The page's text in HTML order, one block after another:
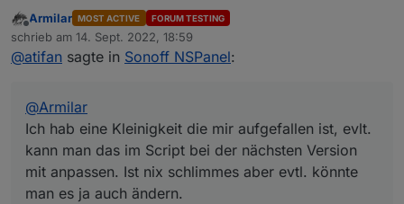
man das im Script bei der nächsten Version mit
anpassen. Ist nix schlimmes aber evtl. könnte man es ja
auch ändern.
Es gibt ja die Einstellung für den TImeout, wann der
Screensaver aktiv werden soll.
Nehmen wir an die steht auf 20 Sekunden.
mir zwischendurch das Ding automatisch den
Screensaver rein.
Ich finde es wäre nice, dass immer wenn die Funktion
zum Scrollen einer Seite aufgerufen wird, der Timeout
erneuert wird.
Das hätte zur Folge, dass man rumblättert und nie der
Offline
Armilar MOST ACTIVE FORUM TESTING
schrieb am 14. Sept. 2022, 18:59
zuletzt editiert von
@atifan sagte in Sonoff NSPanel:
@Armilar
Ich hab eine Kleinigkeit die mir aufgefallen ist, evlt.
kann man das im Script bei der nächsten Version
mit anpassen. Ist nix schlimmes aber evtl. könnte
man es ja auch ändern.